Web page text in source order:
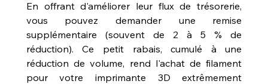
En offrant d'améliorer leur flux de trésorerie,
vous pouvez demander une remise
supplémentaire (souvent de 2 à 5 % de
réduction). Ce petit rabais, cumulé à une
réduction de volume, rend l'achat de filament
pour votre imprimante 3D extrêmement